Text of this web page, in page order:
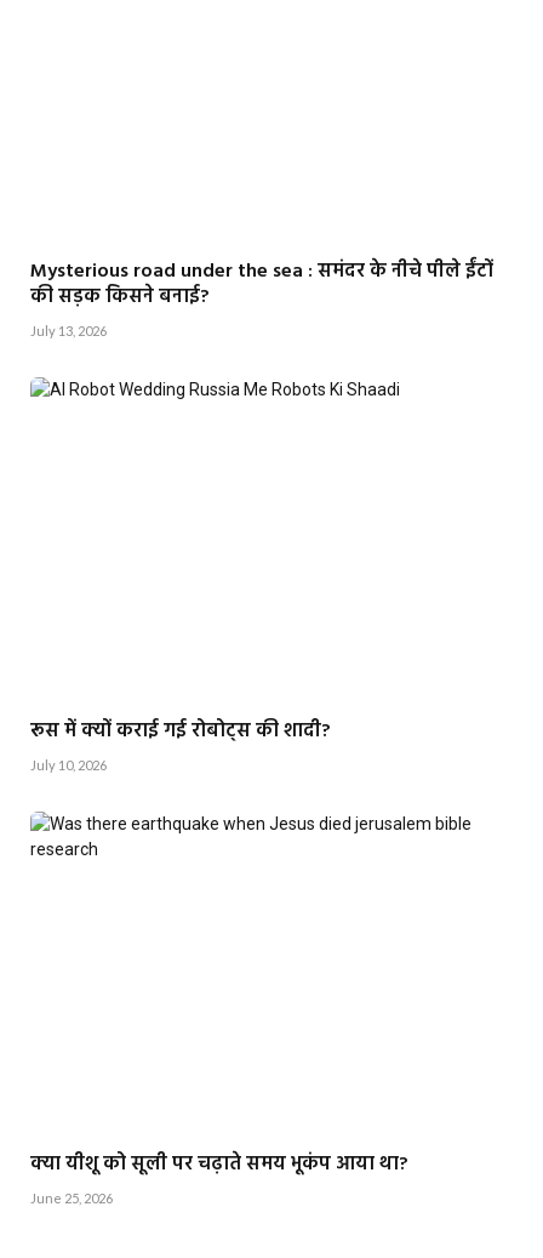
Mysterious road under the sea : समंदर के नीचे पीले ईंटों
की सड़क किसने बनाई?
July 13, 2026
रूस में क्यों कराई गई रोबोट्स की शादी?
July 10, 2026
क्या यीशू को सूली पर चढ़ाते समय भूकंप आया था?
June 25, 2026